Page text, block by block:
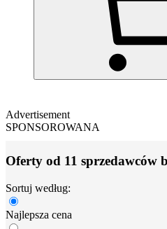
Advertisement
SPONSOROWANA
Oferty od 11 sprzedawców
Sortuj według:
Najlepsza cena